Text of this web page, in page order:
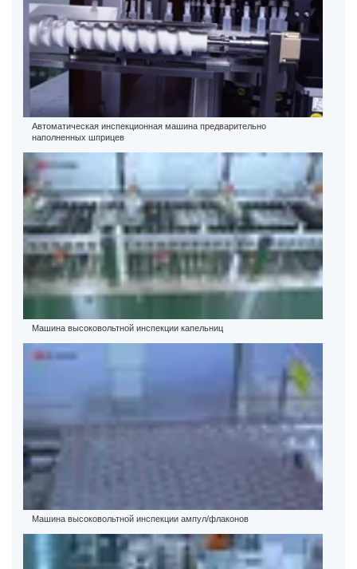
Автоматическая инспекционная машина предварительно
наполненных шприцев
Машина высоковольтной инспекции капельниц
Машина высоковольтной инспекции ампул/флаконов